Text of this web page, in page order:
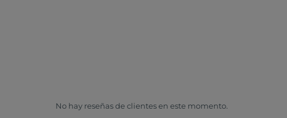
No hay reseñas de clientes en este momento.